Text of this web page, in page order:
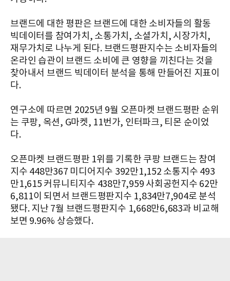
브랜드에 대한 평판은 브랜드에 대한 소비자들의 활동
빅데이터를 참여가치, 소통가치, 소셜가치, 시장가치,
재무가치로 나누게 된다. 브랜드평판지수는 소비자들의
온라인 습관이 브랜드 소비에 큰 영향을 끼친다는 것을
찾아내서 브랜드 빅데이터 분석을 통해 만들어진 지표이
다.
연구소에 따르면 2025년 9월 오픈마켓 브랜드평판 순위
는 쿠팡, 옥션, G마켓, 11번가, 인터파크, 티몬 순이었
다.
오픈마켓 브랜드평판 1위를 기록한 쿠팡 브랜드는 참여
지수 448만367 미디어지수 392만1,152 소통지수 493
만1,615 커뮤니티지수 438만7,959 사회공헌지수 62만
6,811이 되면서 브랜드평판지수 1,834만7,904로 분석
됐다. 지난 7월 브랜드평판지수 1,668만6,683과 비교해
보면 9.96% 상승했다.